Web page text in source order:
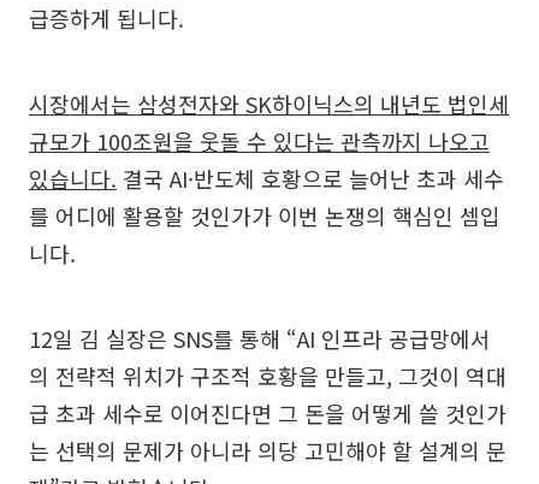
급증하게 됩니다.
시장에서는 삼성전자와 SK하이닉스의 내년도 법인세
규모가 100조원을 웃돌 수 있다는 관측까지 나오고
있습니다. 결국 AI·반도체 호황으로 늘어난 초과 세수
를 어디에 활용할 것인가가 이번 논쟁의 핵심인 셈입
니다.
12일 김 실장은 SNS를 통해 “AI 인프라 공급망에서
의 전략적 위치가 구조적 호황을 만들고, 그것이 역대
급 초과 세수로 이어진다면 그 돈을 어떻게 쓸 것인가
는 선택의 문제가 아니라 의당 고민해야 할 설계의 문